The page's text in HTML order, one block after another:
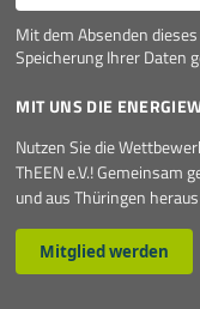
Mit dem Absenden
Speicherung Ihrer Daten
MIT UNS DIE
Nutzen Sie die
ThEEN e.V.! Gemeinsam
und aus Thüringen
Mitglied werden